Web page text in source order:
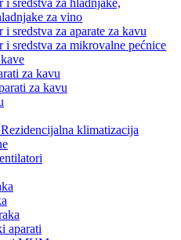
sredstva za hladnjake,
za vino
sredstva za aparate za kavu
i sredstva za mikrovalne pećnice
za kavu
za kavu
klimatizacija
aparati